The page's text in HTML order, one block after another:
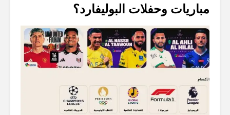
مباريات وحفلات البوليفارد؟